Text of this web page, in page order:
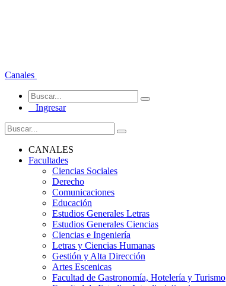
Canales
Ingresar
CANALES
Facultades
Ciencias Sociales
Derecho
Comunicaciones
Educación
Estudios Generales Letras
Estudios Generales Ciencias
Ciencias e Ingeniería
Letras y Ciencias Humanas
Gestión y Alta Dirección
Artes Escenicas
Facultad de Gastronomía, Hotelería y Turismo